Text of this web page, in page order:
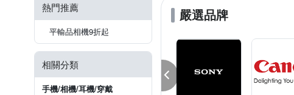
熱門推薦
平輸品相機9折起
相關分類
手機/相機/耳機/穿戴
嚴選品牌